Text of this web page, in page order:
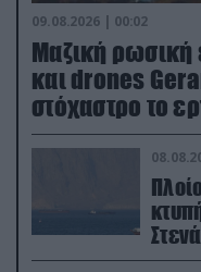
09.08.2026 | 00:02
Μαζική
και drones
στόχαστρο το